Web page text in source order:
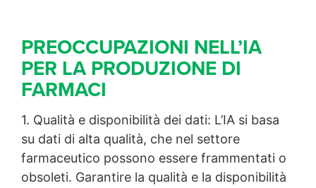
PREOCCUPAZIONI NELL’IA
PER LA PRODUZIONE DI
FARMACI
1. Qualità e disponibilità dei dati: L’IA si basa
su dati di alta qualità, che nel settore
farmaceutico possono essere frammentati o
obsoleti. Garantire la qualità e la disponibilità